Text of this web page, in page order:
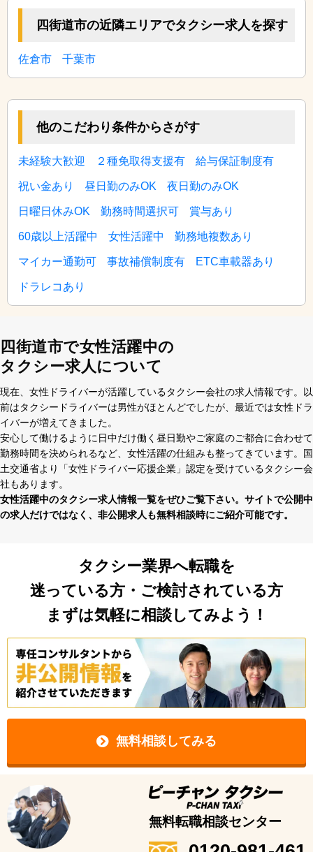
四街道市の近隣エリアでタクシー求人を探す
佐倉市 千葉市
他のこだわり条件からさがす
未経験大歓迎 ２種免取得支援有 給与保証制度有
祝い金あり 昼日勤のみOK 夜日勤のみOK
日曜日休みOK 勤務時間選択可 賞与あり
60歳以上活躍中 女性活躍中 勤務地複数あり
マイカー通勤可 事故補償制度有 ETC車載器あり
ドラレコあり
四街道市で女性活躍中の
タクシー求人について
現在、⼥性ドライバーが活躍しているタクシー会社の求⼈情報です。以
前はタクシードライバーは男性がほとんどでしたが、最近では⼥性ドラ
イバーが増えてきました。
安⼼して働けるように⽇中だけ働く昼⽇勤やご家庭のご都合に合わせて
勤務時間を決められるなど、⼥性活躍の仕組みも整ってきています。国
⼟交通省より「⼥性ドライバー応援企業」認定を受けているタクシー会
社もあります。
⼥性活躍中のタクシー求⼈情報⼀覧をぜひご覧下さい。サイトで公開中
の求⼈だけではなく、⾮公開求⼈も無料相談時にご紹介可能です。
タクシー業界へ転職を
迷っている方・ご検討されている方
まずは気軽に相談してみよう！
無料相談してみる
無料転職相談センター